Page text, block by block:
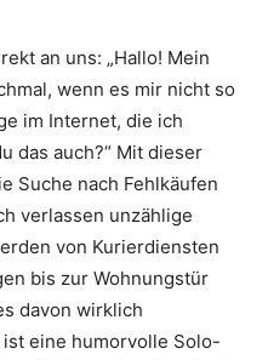
an uns: „Hallo! Mein
wenn es mir nicht so
im Internet, die ich
das auch?“ Mit dieser
Suche nach Fehlkäufen
verlassen unzählige
von Kurierdiensten
bis zur Wohnungstür
davon wirklich
ist eine humorvolle Solo-